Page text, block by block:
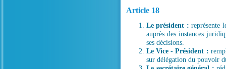
Article 18
Le président : représente
auprès des instances
ses décisions.
Le Vice - Président :
sur délégation du pouvoir